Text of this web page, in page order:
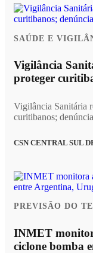
SAÚDE E
Vigilância
proteger
Vigilância Sanitária
curitibanos;
CSN CENTRAL SUL
PREVISÃO DO
INMET
ciclone bomba